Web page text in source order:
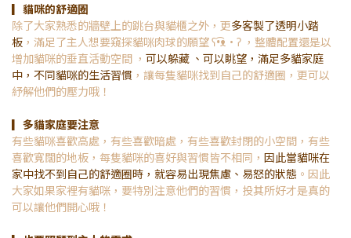
▎貓咪的舒適圈
除了大家熟悉的牆壁上的跳台與貓櫃之外，更多客製了透明小踏
板 ，滿足了主人想要窺探貓咪肉球的願望 ʕ•͡ᴥ•ʔ ，整體配置還是以
增加貓咪的垂直活動空間 ， 可以躲藏 、可以眺望，滿足多貓家庭
中，不同貓咪的生活習慣 ，讓每隻貓咪找到自己的舒適圈，更可以
紓解他們的壓力哦！
▎多貓家庭要注意
有些貓咪喜歡高處，有些喜歡暗處，有些喜歡封閉的小空間，有些
喜歡寬闊的地板，每隻貓咪的喜好與習慣皆不相同， 因此當貓咪在
家中找不到自己的舒適圈時，就容易出現焦慮、易怒的狀態 。因此
大家如果家裡有貓咪，要特別注意他們的習慣，投其所好才是真的
可以讓他們開心哦！